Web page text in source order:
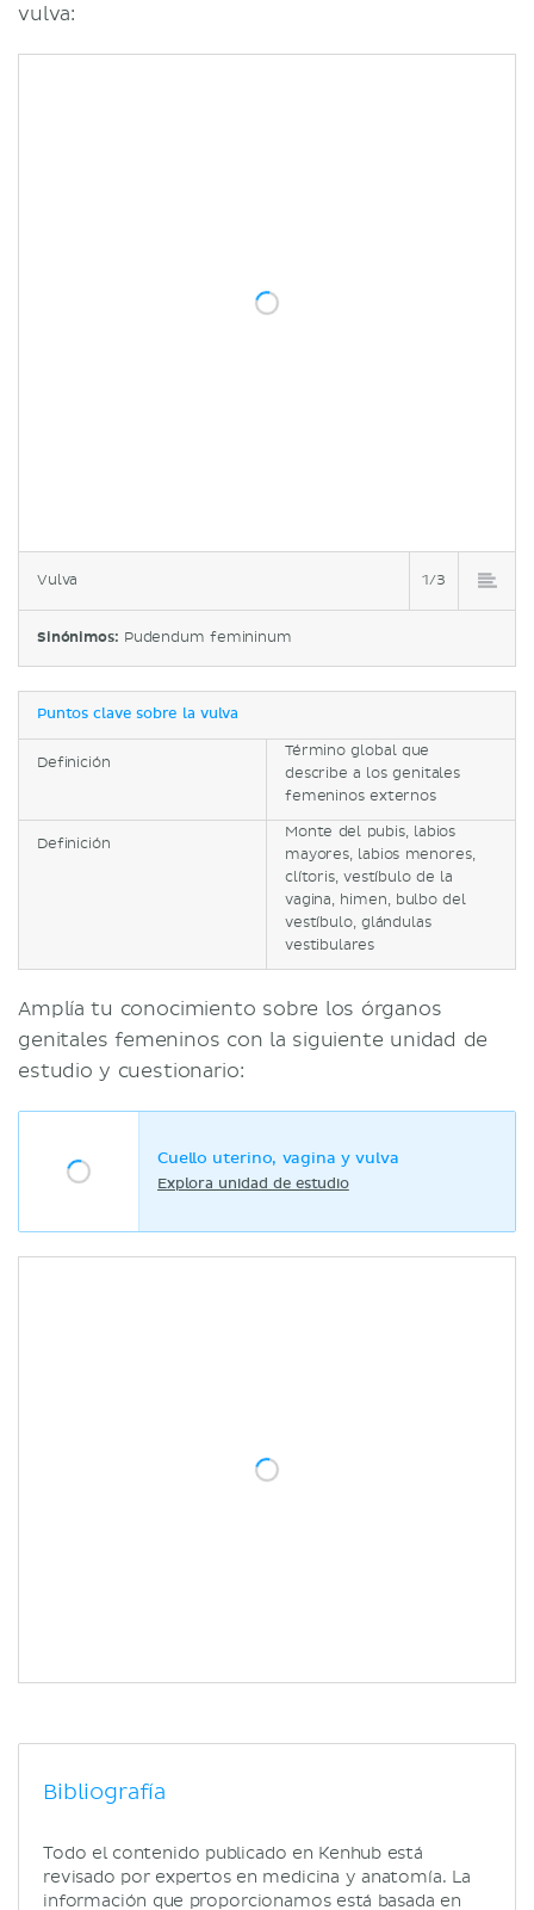
Vulva 1/3
Sinónimos: Pudendum femininum
vulva:
Puntos clave sobre la vulva
Definición
Término global que
describe a los genitales
femeninos externos
Definición
Monte del pubis, labios
mayores, labios menores,
clítoris, vestíbulo de la
vagina, himen, bulbo del
vestíbulo, glándulas
vestibulares
Amplía tu conocimiento sobre los órganos
genitales femeninos con la siguiente unidad de
estudio y cuestionario:
Cuello uterino, vagina y vulva
Explora unidad de estudio
Bibliografía
Todo el contenido publicado en Kenhub está
revisado por expertos en medicina y anatomía. La
información que proporcionamos está basada en